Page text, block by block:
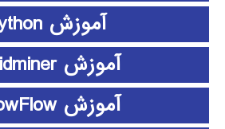
آموزش python
آموزش rapidminer
آموزش ShowFlow